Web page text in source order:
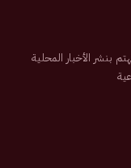
سعودية تم تأسيسها عام 2007م تهتم بنشر الأخبار المحلية